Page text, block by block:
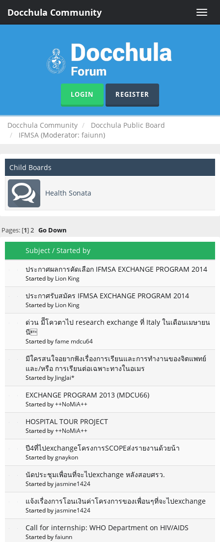
Toggle
Docchula Community
LOGIN REGISTER
Docchula Community
Docchula Public Board
IFMSA (Moderator: faiunn)
Child Boards
Health Sonata
Pages: [1]2 Go Down
Subject / Started by
ประกาศผลการคัดเลือก IFMSA EXCHANGE PROGRAM 2014
Started by Lion King
ประกาศรับสมัคร IFMSA EXCHANGE PROGRAM 2014
Started by Lion King
ด่วน มีีโควตาไป research exchange ที่ Italy ในเดือนเมษายน
นี
Started byfame mdcu64
มีใครสนใจอยากฟังเรื่องการเรียนและการทำงานของจิตแพทย์
และ/หรือ การเรียนต่อเฉพาะทางในอเมร
Started by JingJai*
EXCHANGE PROGRAM 2013 (MDCU66)
Started by++NoMiA++
HOSPITAL TOUR PROJECT
Started by++NoMiA++
ปี4ที่ไปexchangeโครงการSCOPEส่งรายงานด้วยน้า
Started bygnaykon
นัดประชุมเพื่อนที่จะไปexchange หลังสอบศรว.
Started by jasmine1424
แจ้งเรื่องการโอนเงินค่าโครงการของเพื่อนๆที่จะไปexchange
Started by jasmine1424
Call for internship: WHO Department on HIV/AIDS
Started byfaiunn